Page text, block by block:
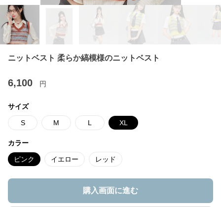
ニットベスト 柔らか縞模様のニットベスト
6,100 円
サイズ
S M L XL
カラー
ピンク イエロー レッド
購入画面に進む